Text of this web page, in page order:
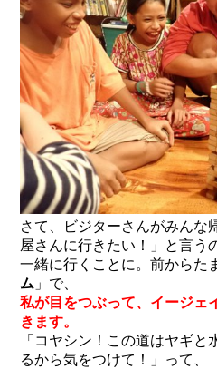
さて、ビジターさんがみんな
屋さんに行きたい！」と言う
一緒に行くことに。前からた
ム 」で、
私が目をつぶって、イージェ
きます。
「コヤシン！この道はヤギ
るから気をつけて！」って、